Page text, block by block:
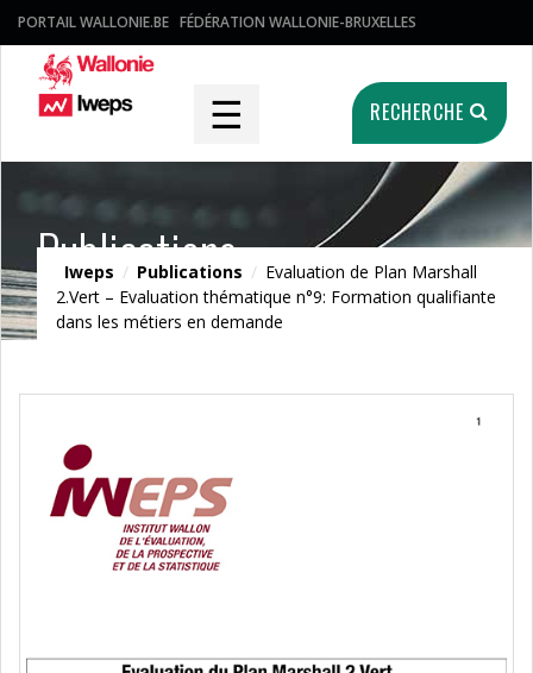
PORTAIL WALLONIE.BE FÉDÉRATION WALLONIE-BRUXELLES
☰ RECHERCHE
Publications
Iweps / Publications / Evaluation de Plan Marshall
2.Vert – Evaluation thématique n°9: Formation qualifiante
dans les métiers en demande